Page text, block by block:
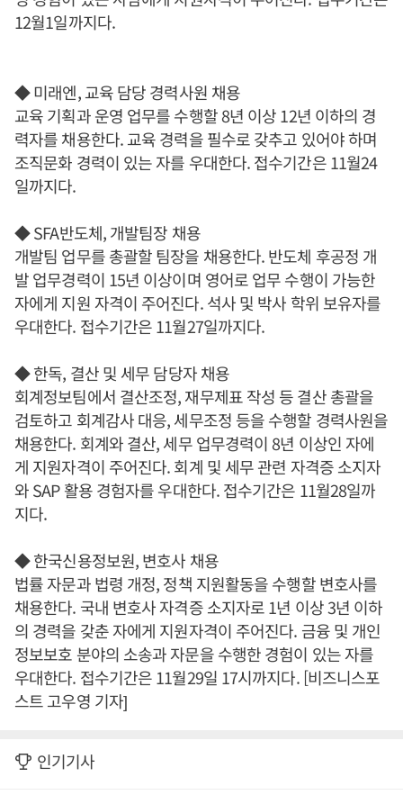
12월1일까지다.
◆ 미래엔, 교육 담당 경력사원 채용
교육 기획과 운영 업무를 수행할 8년 이상 12년 이하의 경
력자를 채용한다. 교육 경력을 필수로 갖추고 있어야 하며
조직문화 경력이 있는 자를 우대한다. 접수기간은 11월24
일까지다.
◆ SFA반도체, 개발팀장 채용
개발팀 업무를 총괄할 팀장을 채용한다. 반도체 후공정 개
발 업무경력이 15년 이상이며 영어로 업무 수행이 가능한
자에게 지원 자격이 주어진다. 석사 및 박사 학위 보유자를
우대한다. 접수기간은 11월27일까지다.
◆ 한독, 결산 및 세무 담당자 채용
회계정보팀에서 결산조정, 재무제표 작성 등 결산 총괄을
검토하고 회계감사 대응, 세무조정 등을 수행할 경력사원을
채용한다. 회계와 결산, 세무 업무경력이 8년 이상인 자에
게 지원자격이 주어진다. 회계 및 세무 관련 자격증 소지자
와 SAP 활용 경험자를 우대한다. 접수기간은 11월28일까
지다.
◆ 한국신용정보원, 변호사 채용
법률 자문과 법령 개정, 정책 지원활동을 수행할 변호사를
채용한다. 국내 변호사 자격증 소지자로 1년 이상 3년 이하
의 경력을 갖춘 자에게 지원자격이 주어진다. 금융 및 개인
정보보호 분야의 소송과 자문을 수행한 경험이 있는 자를
우대한다. 접수기간은 11월29일 17시까지다. [비즈니스포
스트 고우영 기자]
인기기사